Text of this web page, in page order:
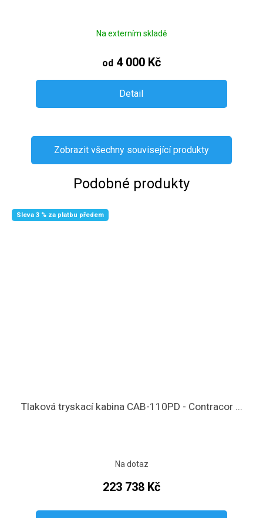
Na externím skladě
od 4 000 Kč
Detail
Zobrazit všechny související produkty
Podobné produkty
Sleva 3 % za platbu předem
Tlaková tryskací kabina CAB-110PD - Contracor ...
Na dotaz
223 738 Kč